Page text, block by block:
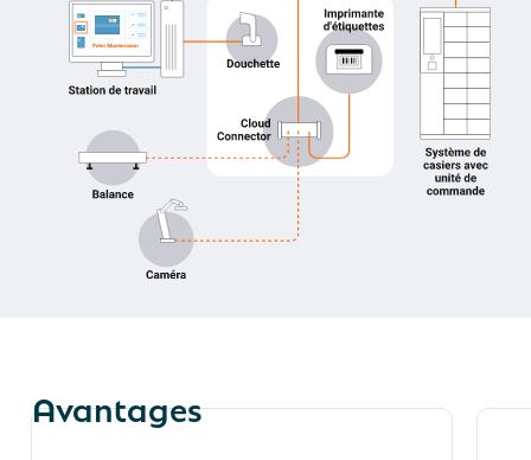
Avantages